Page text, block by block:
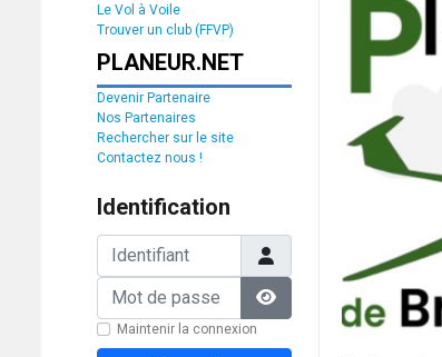
Le Vol à Voile
Trouver un club (FFVP)
PLANEUR.NET
Devenir Partenaire
Nos Partenaires
Rechercher sur le site
Contactez nous !
Identification
Afficher le mot de
Maintenir la connexion